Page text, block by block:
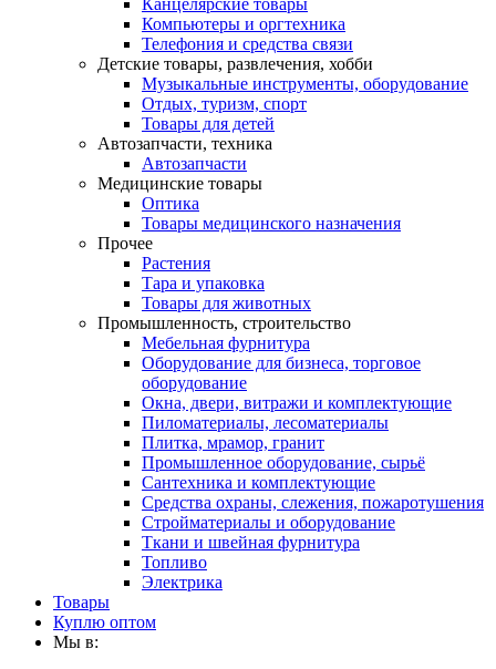
Канцелярские товары
Компьютеры и оргтехника
Телефония и средства связи
Детские товары, развлечения, хобби
Музыкальные инструменты, оборудование
Отдых, туризм, спорт
Товары для детей
Автозапчасти, техника
Автозапчасти
Медицинские товары
Оптика
Товары медицинского назначения
Прочее
Растения
Тара и упаковка
Товары для животных
Промышленность, строительство
Мебельная фурнитура
Оборудование для бизнеса, торговое
оборудование
Окна, двери, витражи и комплектующие
Пиломатериалы, лесоматериалы
Плитка, мрамор, гранит
Промышленное оборудование, сырьё
Сантехника и комплектующие
Средства охраны, слежения, пожаротушения
Стройматериалы и оборудование
Ткани и швейная фурнитура
Топливо
Электрика
Товары
Куплю оптом
Мы в: